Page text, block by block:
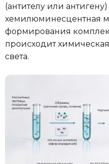
(антителу или
хемилюминесцентная
формирования
происходит
света.